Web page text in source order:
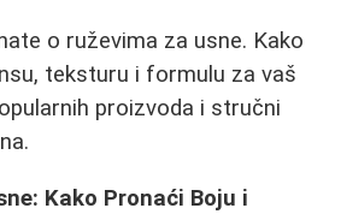
o ruževima za usne. Kako
teksturu i formulu za vaš
proizvoda i stručni
Kako Pronaći Boju i